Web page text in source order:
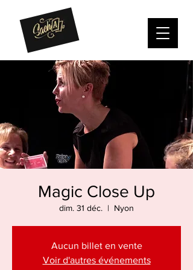
Magic Close Up
dim. 31 déc.
  |
Nyon
Aucun billet en vente
Voir d'autres événements